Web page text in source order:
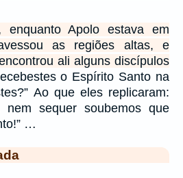
enquanto Apolo estava em
as regiões altas, e
ali alguns discípulos
o Espírito Santo na
Ao que eles replicaram:
nem sequer soubemos que
…